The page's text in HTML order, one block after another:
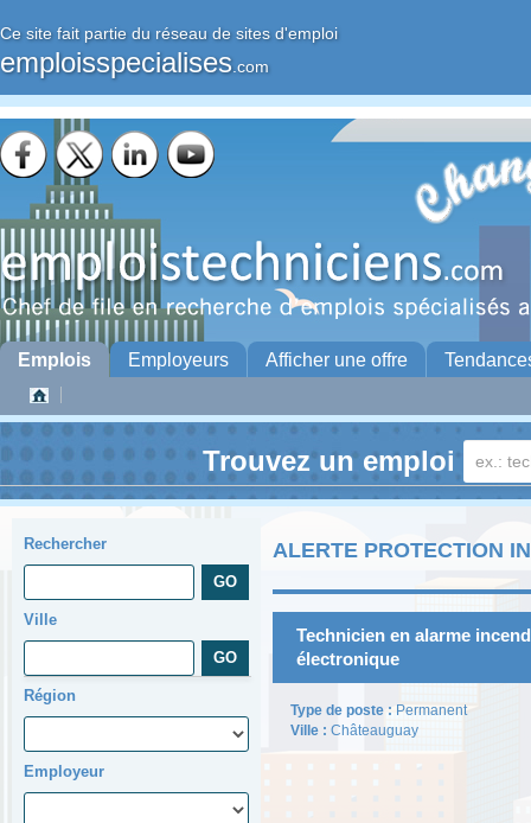
Ce site fait partie du réseau de sites d'emploi
emploisspecialises .com
Emplois Employeurs Afficher une offre
Trouvez un emploi
Rechercher
Ville
Région
Employeur
ALERTE PROTECTION
Technicien en alarme
électronique
Type de poste : Permanent
Ville : Châteauguay